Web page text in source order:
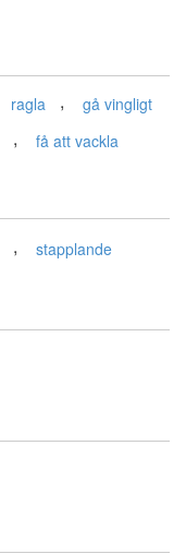
ragla , gå vingligt
, få att vackla
, stapplande